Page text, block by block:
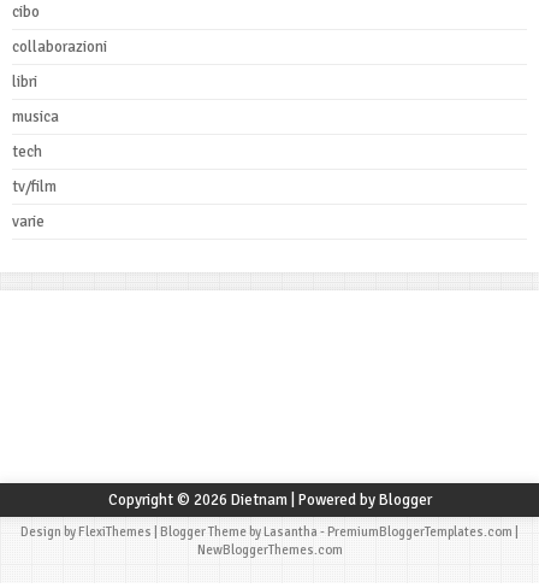
cibo
collaborazioni
libri
musica
tech
tv/film
varie
Copyright © 2026 Dietnam| Powered byBlogger
Design byFlexiThemes | Blogger Theme byLasantha - PremiumBloggerTemplates.com
NewBloggerThemes.com